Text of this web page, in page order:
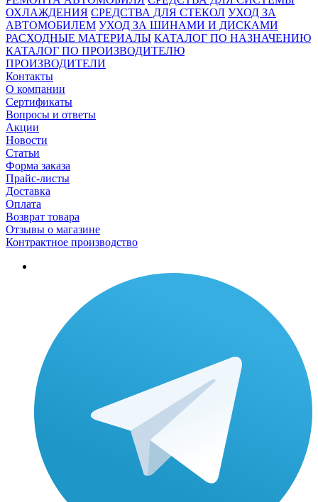
ОХЛАЖДЕНИЯ СРЕДСТВА ДЛЯ СТЕКОЛ УХОД ЗА
АВТОМОБИЛЕМ УХОД ЗА ШИНАМИ И ДИСКАМИ
РАСХОДНЫЕ МАТЕРИАЛЫ КАТАЛОГ ПО НАЗНАЧЕНИЮ
КАТАЛОГ ПО ПРОИЗВОДИТЕЛЮ
ПРОИЗВОДИТЕЛИ
Контакты
О компании
Сертификаты
Вопросы и ответы
Акции
Новости
Статьи
Форма заказа
Прайс-листы
Доставка
Оплата
Возврат товара
Отзывы о магазине
Контрактное производство